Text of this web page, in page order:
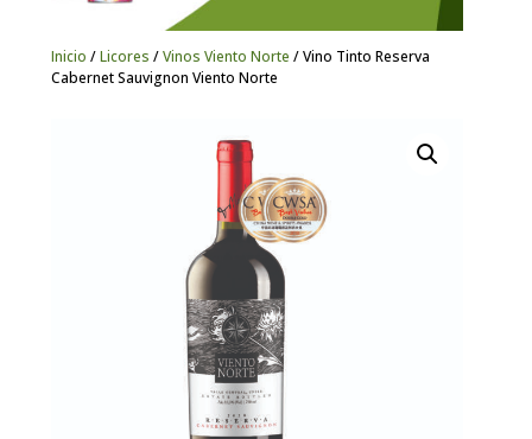
Inicio /Licores /Vinos Viento Norte / Vino Tinto Reserva
Cabernet Sauvignon Viento Norte